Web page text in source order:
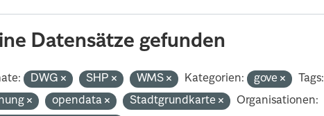
Datensätze gefunden
DWG SHP WMS Kategorien: gove
Tags:
opendata Stadtgrundkarte
Organisationen: